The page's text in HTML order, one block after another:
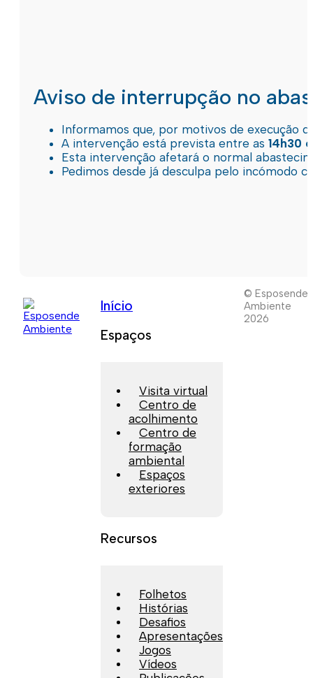
Aviso de interrupção no
Informamos que, por motivos de execução
A intervenção está prevista entre as 14h30
Esta intervenção afetará o normal
Pedimos desde já desculpa pelo incómodo
Início
Espaços
Visita virtual
Centro de
acolhimento
Centro de
formação
ambiental
Espaços
exteriores
Recursos
Folhetos
Histórias
Desafios
Apresentações
Jogos
Vídeos
© Esposende
Ambiente
2026